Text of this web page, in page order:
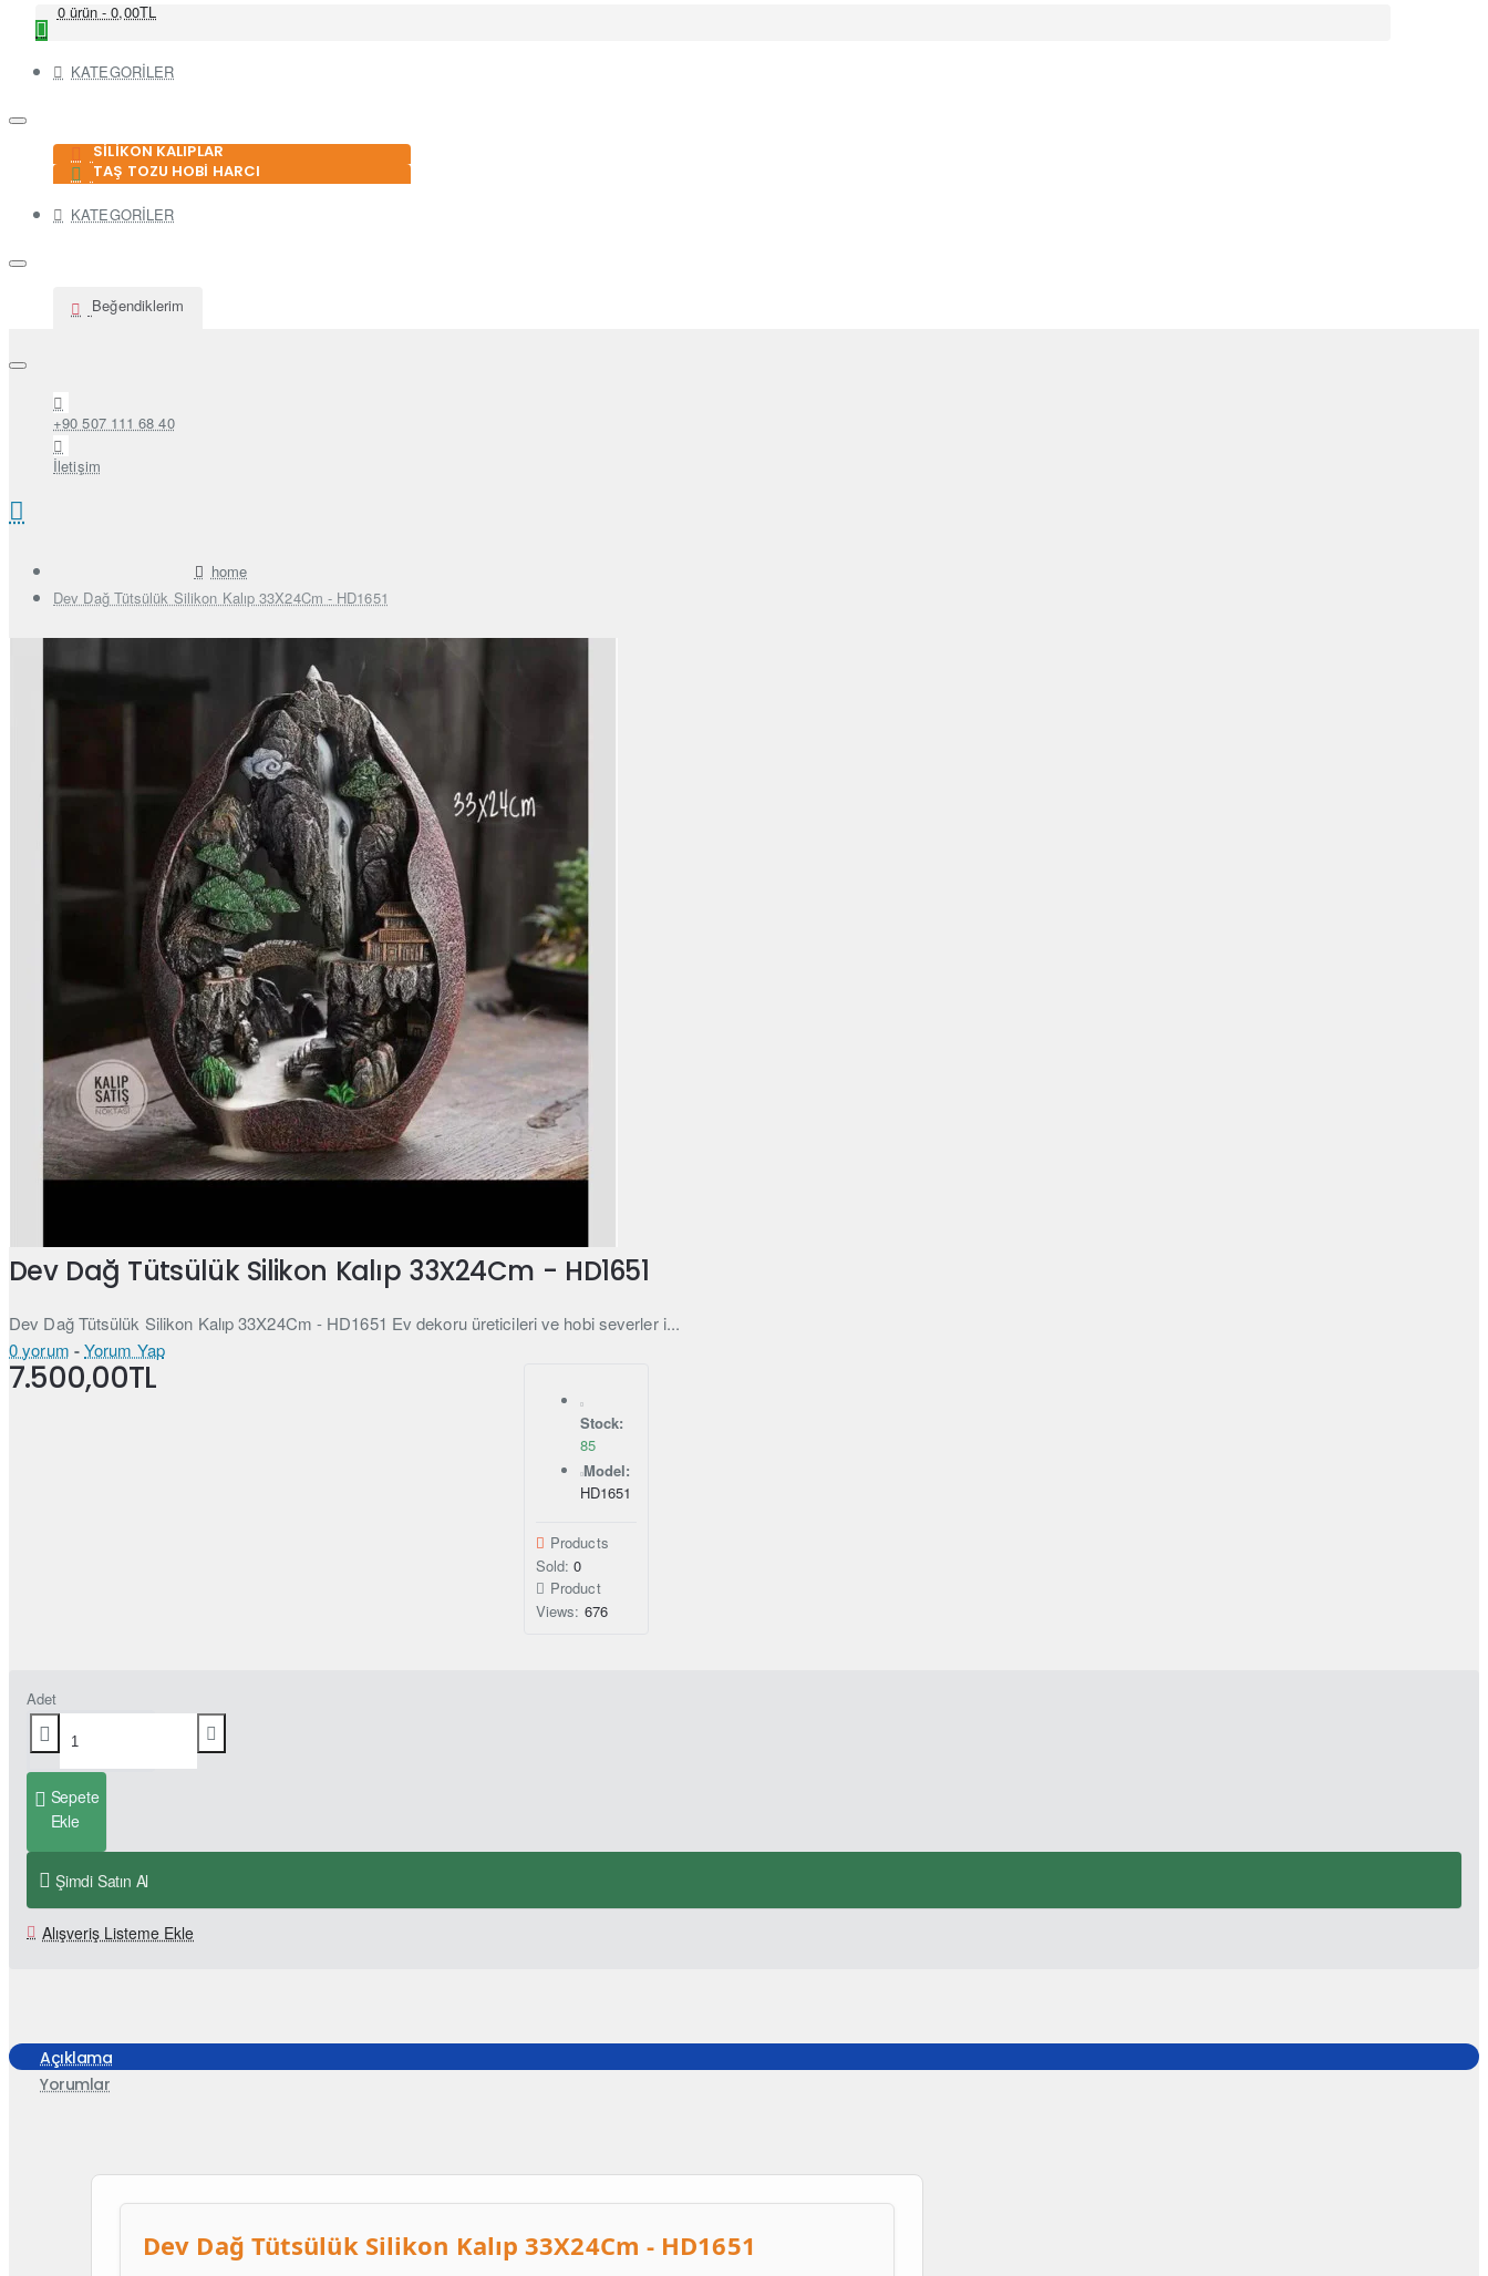
0 ürün - 0,00TL
KATEGORİLER
SİLİKON KALIPLAR
TAŞ TOZU HOBİ HARCI
KATEGORİLER
Beğendiklerim
+90 507 111 68 40
İletişim
home
Dev Dağ Tütsülük Silikon Kalıp 33X24Cm - HD1651
Dev Dağ Tütsülük Silikon Kalıp 33X24Cm - HD1651
Dev Dağ Tütsülük Silikon Kalıp 33X24Cm - HD1651 Ev dekoru üreticileri ve hobi severler i...
0 yorum -Yorum Yap
7.500,00TL
Stock:
85
Model:
HD1651
Products
Sold:0
Product
Views: 676
Adet
Sepete
Ekle
Şimdi Satın Al
Alışveriş Listeme Ekle
Açıklama
Yorumlar
Dev Dağ Tütsülük Silikon Kalıp 33X24Cm - HD1651